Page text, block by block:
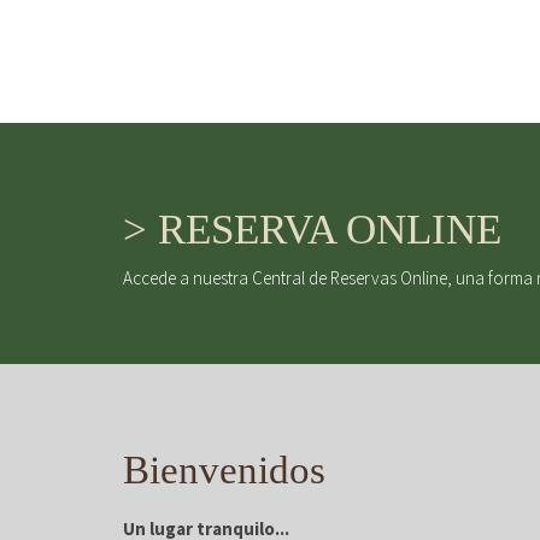
> RESERVA ONLINE
Accede a nuestra Central de Reservas Online, una
Bienvenidos
Un lugar tranquilo...